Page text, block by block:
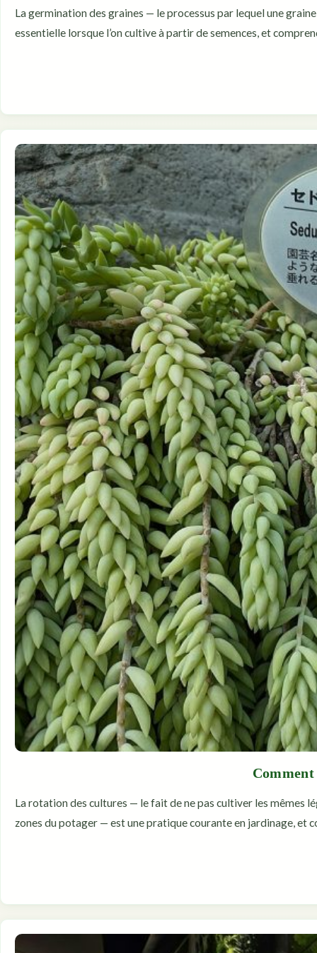
La germination des graines — le processus par lequel une
essentielle lorsque l’on cultive à partir de semences, et
La rotation des cultures — le fait de ne pas cultiver les mêmes
zones du potager — est une pratique courante en jardinage, et